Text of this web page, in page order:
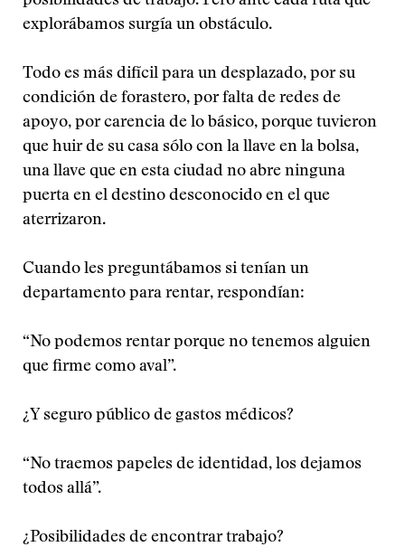
explorábamos surgía un obstáculo.
Todo es más difícil para un desplazado, por su
condición de forastero, por falta de redes de
apoyo, por carencia de lo básico, porque tuvieron
que huir de su casa sólo con la llave en la bolsa,
una llave que en esta ciudad no abre ninguna
puerta en el destino desconocido en el que
aterrizaron.
Cuando les preguntábamos si tenían un
departamento para rentar, respondían:
“No podemos rentar porque no tenemos alguien
que firme como aval”.
¿Y seguro público de gastos médicos?
“No traemos papeles de identidad, los dejamos
todos allá”.
¿Posibilidades de encontrar trabajo?